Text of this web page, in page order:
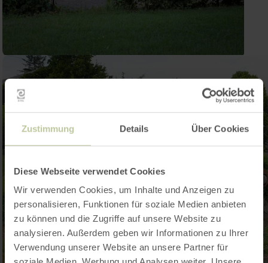
Zustimmung Details Über Cookies
Diese Webseite verwendet Cookies
Wir verwenden Cookies, um Inhalte und Anzeigen zu
personalisieren, Funktionen für soziale Medien anbieten
zu können und die Zugriffe auf unsere Website zu
analysieren. Außerdem geben wir Informationen zu Ihrer
Verwendung unserer Website an unsere Partner für